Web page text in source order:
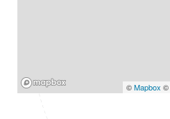
©Mapbox ©